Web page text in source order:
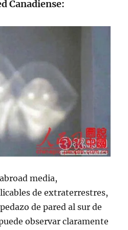
Canadiense:
media,
de extraterrestres,
de pared al sur de
observar claramente